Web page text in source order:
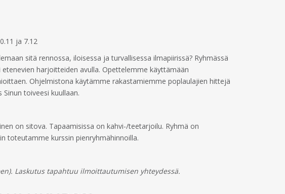
ja 7.12
sitä rennossa, iloisessa ja turvallisessa ilmapiirissä? Ryhmässä
harjoitteiden avulla. Opettelemme käyttämään
Ohjelmistona käytämme rakastamiemme poplaulajien hittejä
toiveesi kuullaan.
on sitova. Tapaamisissa on kahvi-/teetarjoilu. Ryhmä on
toteutamme kurssin pienryhmähinnoilla.
Laskutus tapahtuu ilmoittautumisen yhteydessä.